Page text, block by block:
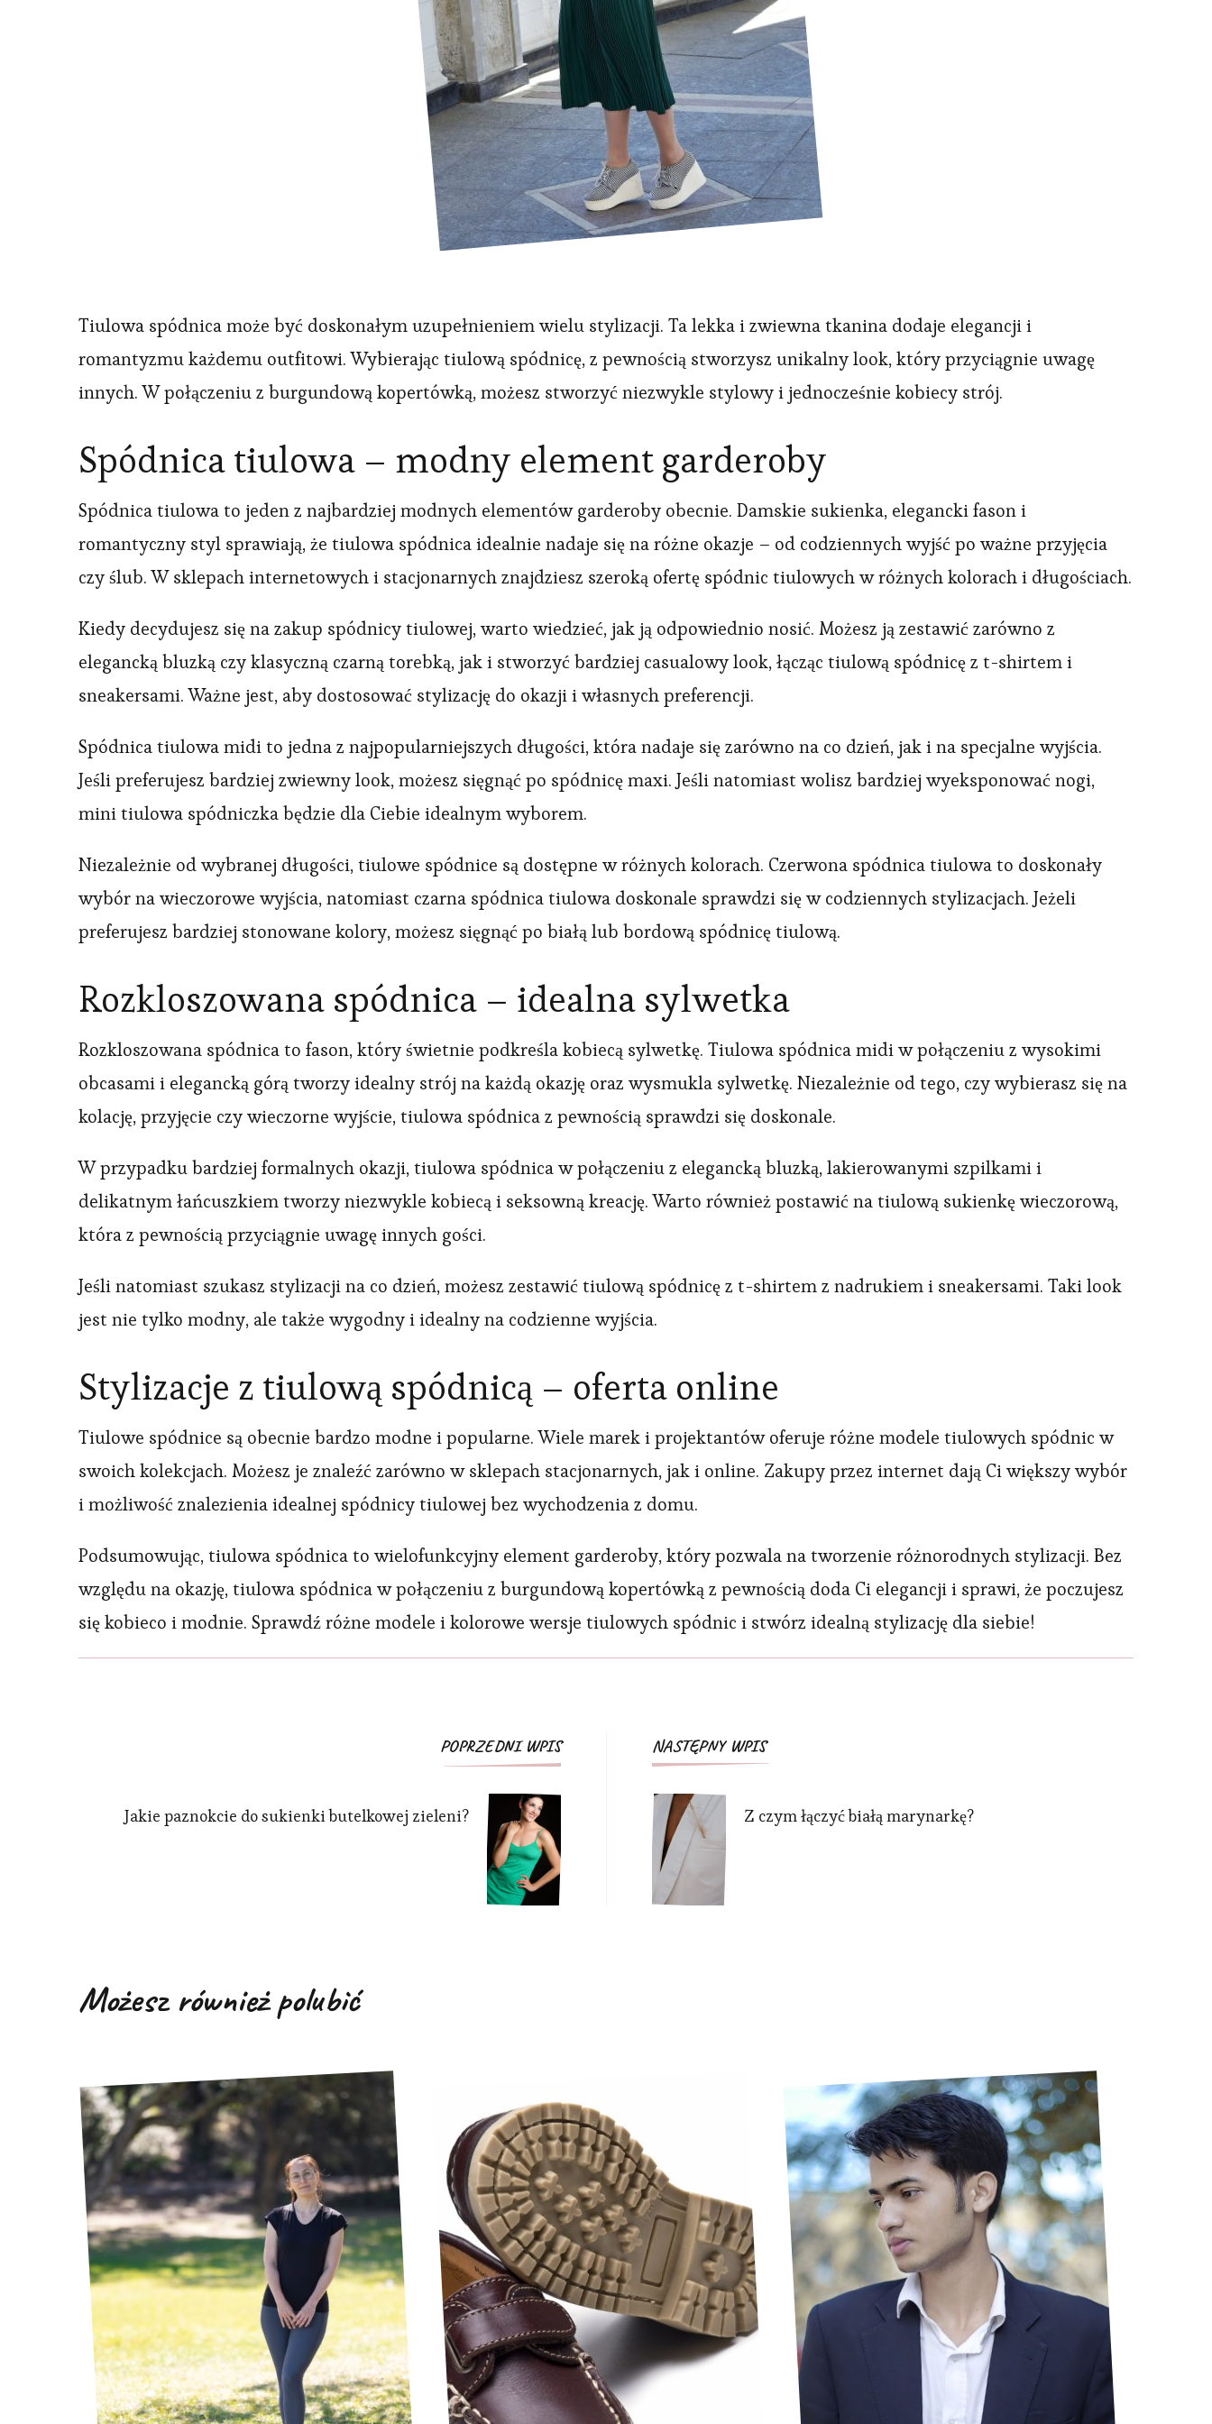
Tiulowa spódnica może być doskonałym uzupełnieniem wielu stylizacji. Ta lekka i zwiewna tkanina dodaje elegancji i
romantyzmu każdemu outfitowi. Wybierając tiulową spódnicę, z pewnością stworzysz unikalny look, który przyciągnie uwagę
innych. W połączeniu z burgundową kopertówką, możesz stworzyć niezwykle stylowy i jednocześnie kobiecy strój.
Spódnica tiulowa – modny element garderoby
Spódnica tiulowa to jeden z najbardziej modnych elementów garderoby obecnie. Damskie sukienka, elegancki fason i
romantyczny styl sprawiają, że tiulowa spódnica idealnie nadaje się na różne okazje – od codziennych wyjść po ważne przyjęcia
czy ślub. W sklepach internetowych i stacjonarnych znajdziesz szeroką ofertę spódnic tiulowych w różnych kolorach i długościach.
Kiedy decydujesz się na zakup spódnicy tiulowej, warto wiedzieć, jak ją odpowiednio nosić. Możesz ją zestawić zarówno z
elegancką bluzką czy klasyczną czarną torebką, jak i stworzyć bardziej casualowy look, łącząc tiulową spódnicę z t-shirtem i
sneakersami. Ważne jest, aby dostosować stylizację do okazji i własnych preferencji.
Spódnica tiulowa midi to jedna z najpopularniejszych długości, która nadaje się zarówno na co dzień, jak i na specjalne wyjścia.
Jeśli preferujesz bardziej zwiewny look, możesz sięgnąć po spódnicę maxi. Jeśli natomiast wolisz bardziej wyeksponować nogi,
mini tiulowa spódniczka będzie dla Ciebie idealnym wyborem.
Niezależnie od wybranej długości, tiulowe spódnice są dostępne w różnych kolorach. Czerwona spódnica tiulowa to doskonały
wybór na wieczorowe wyjścia, natomiast czarna spódnica tiulowa doskonale sprawdzi się w codziennych stylizacjach. Jeżeli
preferujesz bardziej stonowane kolory, możesz sięgnąć po białą lub bordową spódnicę tiulową.
Rozkloszowana spódnica – idealna sylwetka
Rozkloszowana spódnica to fason, który świetnie podkreśla kobiecą sylwetkę. Tiulowa spódnica midi w połączeniu z wysokimi
obcasami i elegancką górą tworzy idealny strój na każdą okazję oraz wysmukla sylwetkę. Niezależnie od tego, czy wybierasz się na
kolację, przyjęcie czy wieczorne wyjście, tiulowa spódnica z pewnością sprawdzi się doskonale.
W przypadku bardziej formalnych okazji, tiulowa spódnica w połączeniu z elegancką bluzką, lakierowanymi szpilkami i
delikatnym łańcuszkiem tworzy niezwykle kobiecą i seksowną kreację. Warto również postawić na tiulową sukienkę wieczorową,
która z pewnością przyciągnie uwagę innych gości.
Jeśli natomiast szukasz stylizacji na co dzień, możesz zestawić tiulową spódnicę z t-shirtem z nadrukiem i sneakersami. Taki look
jest nie tylko modny, ale także wygodny i idealny na codzienne wyjścia.
Stylizacje z tiulową spódnicą – oferta online
Tiulowe spódnice są obecnie bardzo modne i popularne. Wiele marek i projektantów oferuje różne modele tiulowych spódnic w
swoich kolekcjach. Możesz je znaleźć zarówno w sklepach stacjonarnych, jak i online. Zakupy przez internet dają Ci większy wybór
i możliwość znalezienia idealnej spódnicy tiulowej bez wychodzenia z domu.
Podsumowując, tiulowa spódnica to wielofunkcyjny element garderoby, który pozwala na tworzenie różnorodnych stylizacji. Bez
względu na okazję, tiulowa spódnica w połączeniu z burgundową kopertówką z pewnością doda Ci elegancji i sprawi, że poczujesz
się kobieco i modnie. Sprawdź różne modele i kolorowe wersje tiulowych spódnic i stwórz idealną stylizację dla siebie!
Nawigacja
POPRZEDNI WPIS
Jakie paznokcie do sukienki butelkowej zieleni?
NASTĘPNY WPIS
Z czym łączyć białą marynarkę?
Możesz również polubić